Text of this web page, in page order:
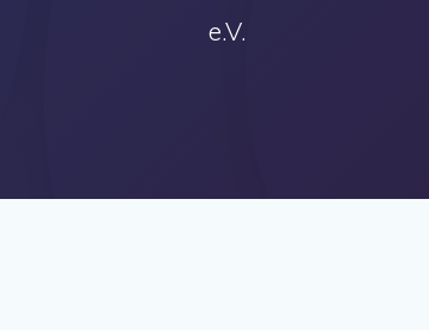
e.V.